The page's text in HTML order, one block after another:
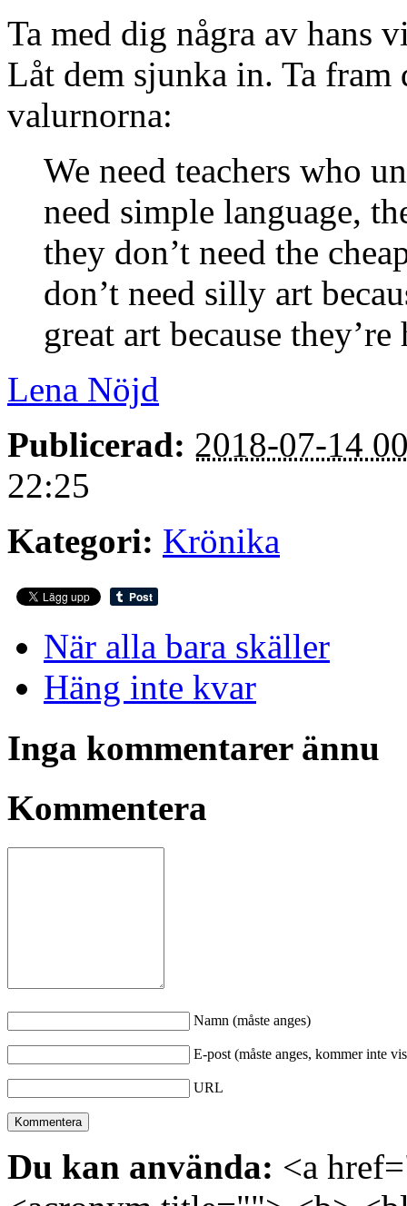
Ta med dig några av hans
Låt dem sjunka in. Ta
valurnorna:
We need teachers who
need simple language,
they don’t need the
don’t need silly art
great art because they’re
Lena Nöjd
Publicerad: 2018-07-14
22:25
Kategori: Krönika
När alla bara skäller
Häng inte kvar
Inga kommentarer ännu
Kommentera
Namn (måste anges)
E-post (måste anges, kommer inte
URL
Du kan använda: <a